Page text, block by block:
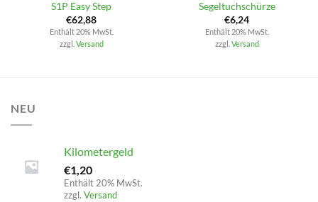
S1P Easy Step
€62,88
Enthält 20% MwSt.
zzgl. Versand
Segeltuchschürze
€6,24
Enthält 20% MwSt.
zzgl. Versand
NEU
Kilometergeld
€1,20
Enthält 20% MwSt.
zzgl. Versand